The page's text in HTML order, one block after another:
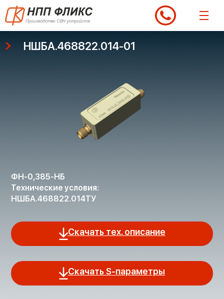
Перейти
содержимому
НШБА.468822.014-01
ФН-0,385-НБ
Технические условия:
НШБА.468822.014ТУ
Скачать тех. описание
Скачать S-параметры